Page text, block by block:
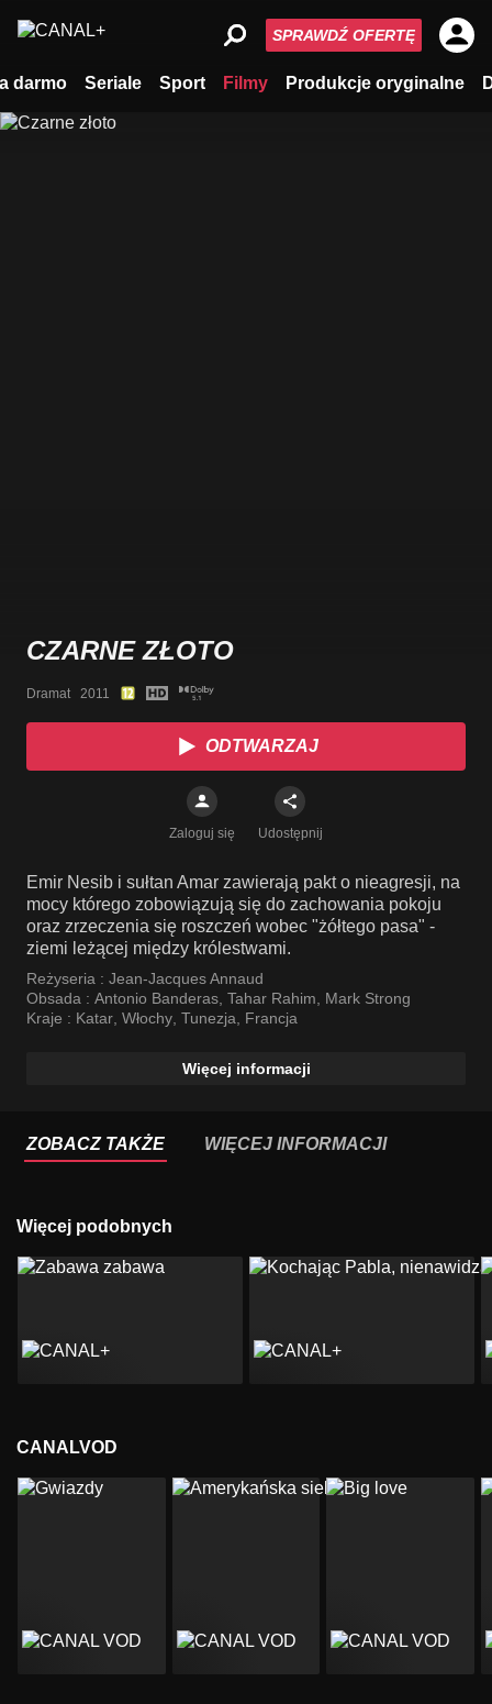
darmo Seriale Sport Filmy Produkcje oryginalne
SPRAWDŹ OFERTĘ
CZARNE ZŁOTO
Dramat   2011
ODTWARZAJ
Zaloguj się Udostępnij
Emir Nesib i sułtan Amar zawierają pakt o nieagresji, na
mocy którego zobowiązują się do zachowania pokoju
oraz zrzeczenia się roszczeń wobec "żółtego pasa" -
ziemi leżącej między królestwami.
Reżyseria : Jean-Jacques Annaud
Obsada : Antonio Banderas, Tahar Rahim, Mark Strong
Kraje : Katar, Włochy, Tunezja, Francja
Więcej informacji
ZOBACZ TAKŻE WIĘCEJ INFORMACJI
Więcej podobnych
CANALVOD